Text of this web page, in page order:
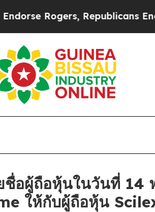
Republicans Endorse
อผู้ถือหุ้นในวันที่ 14
ให้กับผู้ถือหุ้น